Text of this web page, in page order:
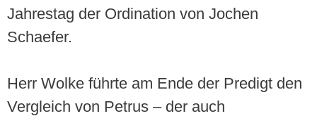
Jahrestag der Ordination von Jochen
Schaefer.
Herr Wolke führte am Ende der Predigt den
Vergleich von Petrus – der auch